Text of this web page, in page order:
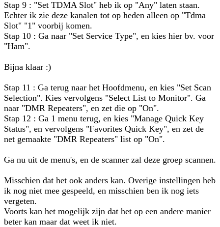
Stap 9 : "Set TDMA Slot" heb ik op "Any" laten staan.
Echter ik zie deze kanalen tot op heden alleen op "Tdma
Slot" "1" voorbij komen.
Stap 10 : Ga naar "Set Service Type", en kies hier bv. voor
"Ham".
Bijna klaar :)
Stap 11 : Ga terug naar het Hoofdmenu, en kies "Set Scan
Selection". Kies vervolgens "Select List to Monitor". Ga
naar "DMR Repeaters", en zet die op "On".
Stap 12 : Ga 1 menu terug, en kies "Manage Quick Key
Status", en vervolgens "Favorites Quick Key", en zet de
net gemaakte "DMR Repeaters" list op "On".
Ga nu uit de menu's, en de scanner zal deze groep scannen.
Misschien dat het ook anders kan. Overige instellingen heb
ik nog niet mee gespeeld, en misschien ben ik nog iets
vergeten.
Voorts kan het mogelijk zijn dat het op een andere manier
beter kan maar dat weet ik niet.